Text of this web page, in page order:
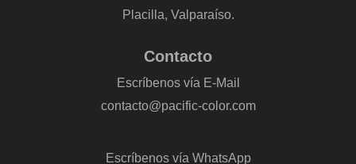
Placilla, Valparaíso.
Contacto
Escríbenos vía E-Mail
contacto@pacific-color.com
Escríbenos vía WhatsApp